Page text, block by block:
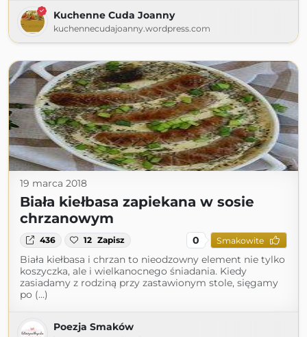
Kuchenne Cuda Joanny
kuchennecudajoanny.wordpress.com
19 marca 2018
Biała kiełbasa zapiekana w sosie
chrzanowym
436 12 Zapisz 0 Smakowite
Biała kiełbasa i chrzan to nieodzowny element nie tylko
koszyczka, ale i wielkanocnego śniadania. Kiedy
zasiadamy z rodziną przy zastawionym stole, sięgamy
po (...)
Poezja Smaków